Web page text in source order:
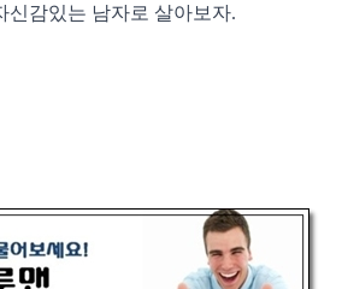
신감있는 남자로 살아보자.